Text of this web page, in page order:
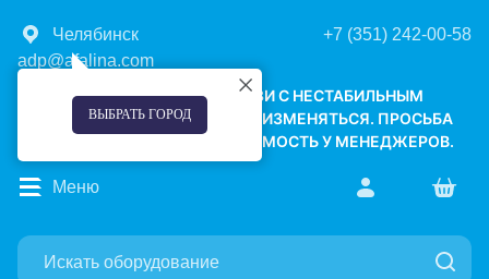
Челябинск
ВЫБРАТЬ ГОРОД
+7 (351) 242-00-58
adp@afalina.com
УВАЖАЕМЫЕ КЛИЕНТЫ! В СВЯЗИ С НЕСТАБИЛЬНЫМ
КУРСОМ ВАЛЮТ, ЦЕНЫ МОГУТ ИЗМЕНЯТЬСЯ. ПРОСЬБА
УТОЧНЯТЬ АКТУАЛЬНУЮ СТОИМОСТЬ У МЕНЕДЖЕРОВ.
Меню